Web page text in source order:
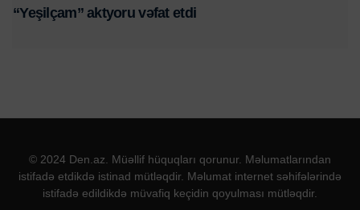
“Yeşilçam” aktyoru vəfat etdi
© 2024 Den.az. Müəllif hüquqları qorunur. Məlumatlarından
istifadə etdikdə istinad mütləqdir. Məlumat internet səhifələrində
istifadə edildikdə müvafiq keçidin qoyulması mütləqdir.